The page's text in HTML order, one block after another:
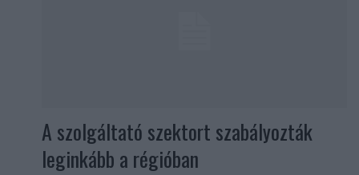
A szolgáltató szektort szabályozták
leginkább a régióban